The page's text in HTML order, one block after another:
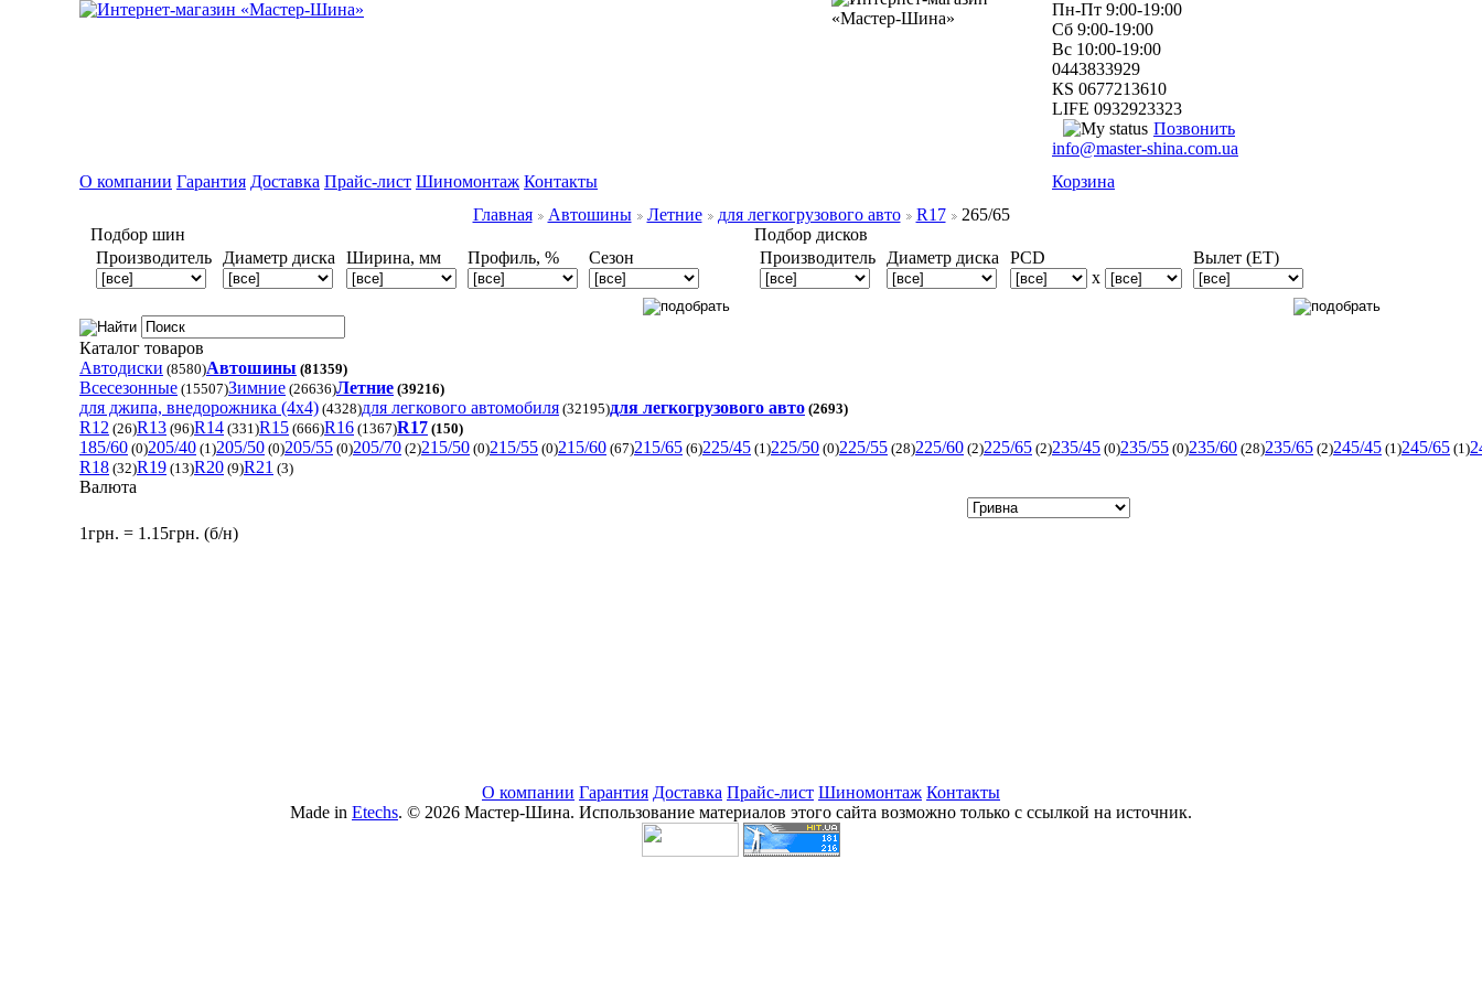
Пн-Пт 9:00-19:00
Сб 9:00-19:00
Вс 10:00-19:00
0443833929
КS 0677213610
LIFE 0932923323
Позвонить
info@master-shina.com.ua
О компании Гарантия Доставка Прайс-лист Шиномонтаж Контакты
Корзина
Главная
Автошины Летние для легкогрузового авто R17
265/65
Подбор шин
Производитель
Диаметр диска Ширина, мм Профиль, % Сезон
Подбор дисков
Производитель
Диаметр диска
PCD
x
Вылет (ET)
Каталог товаров
Автодиски (8580)Автошины (81359)
Всесезонные (15507)Зимние (26636)Летние (39216)
для джипа, внедорожника (4x4) (4328)для легкового автомобиля (32195)для легкогрузового авто (2693)
R12 (26)R13 (96)R14 (331)R15 (666)R16 (1367)R17 (150)
185/60 (0)205/40 (1)205/50 (0)205/55 (0)205/70 (2)215/50 (0)215/55 (0)215/60 (67)215/65 (6)225/45 (1)225/50 (0)225/55 (28)225/60 (2)225/65 (2)235/45 (0)235/55 (0)235/60 (28)235/65 (2)245/45 (1)245/65 (1)
R18 (32)R19 (13)R20 (9)R21 (3)
Валюта
1грн. = 1.15грн. (б/н)
О компании Гарантия Доставка Прайс-лист Шиномонтаж Контакты
Made in Etechs. © 2026 Мастер-Шина. Использование материалов этого сайта возможно только с ссылкой на источник.